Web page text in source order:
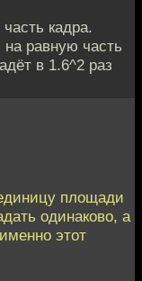
кадра.
на равную часть
в 1.6^2 раз
площади
одинаково, а
этот